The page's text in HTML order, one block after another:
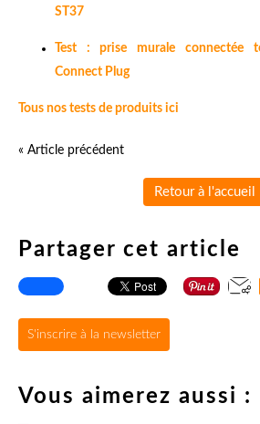
ST37
Test : prise murale connectée
Connect Plug
Tous nos tests de produits ici
« Article précédent
Retour à l'accueil
Partager cet article
S'inscrire à la newsletter
Vous aimerez aussi :